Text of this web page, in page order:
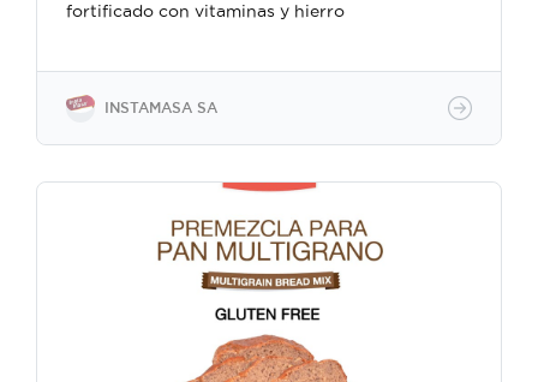
fortificado con vitaminas y hierro
INSTAMASA SA